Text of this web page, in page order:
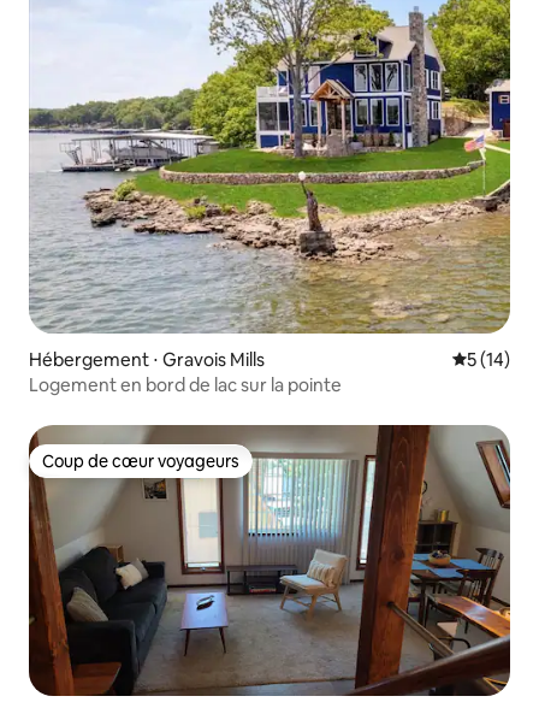
Hébergement ⋅ Gravois Mills
5 (14)
Logement en bord de lac sur la pointe
Coup de cœur voyageurs
Coup de cœur voyageurs